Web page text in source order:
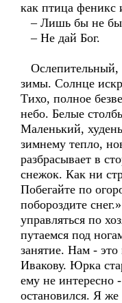
как птица феникс
– Лишь бы не
– Не дай Бог.
Ослепительный,
зимы. Солнце
Тихо, полное
небо. Белые
Маленький,
зимнему тепло,
разбрасывает в
снежок. Как ни
Побегайте по
побороздите
управляться по
путаемся под
занятие. Нам -
Ивакову. Юрка
ему не интересно
остановился. Я же